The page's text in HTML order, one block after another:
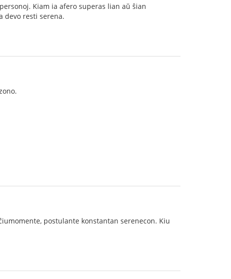
Kiam ia afero superas lian aŭ ŝian
devo resti serena.
postulante konstantan serenecon. Kiu